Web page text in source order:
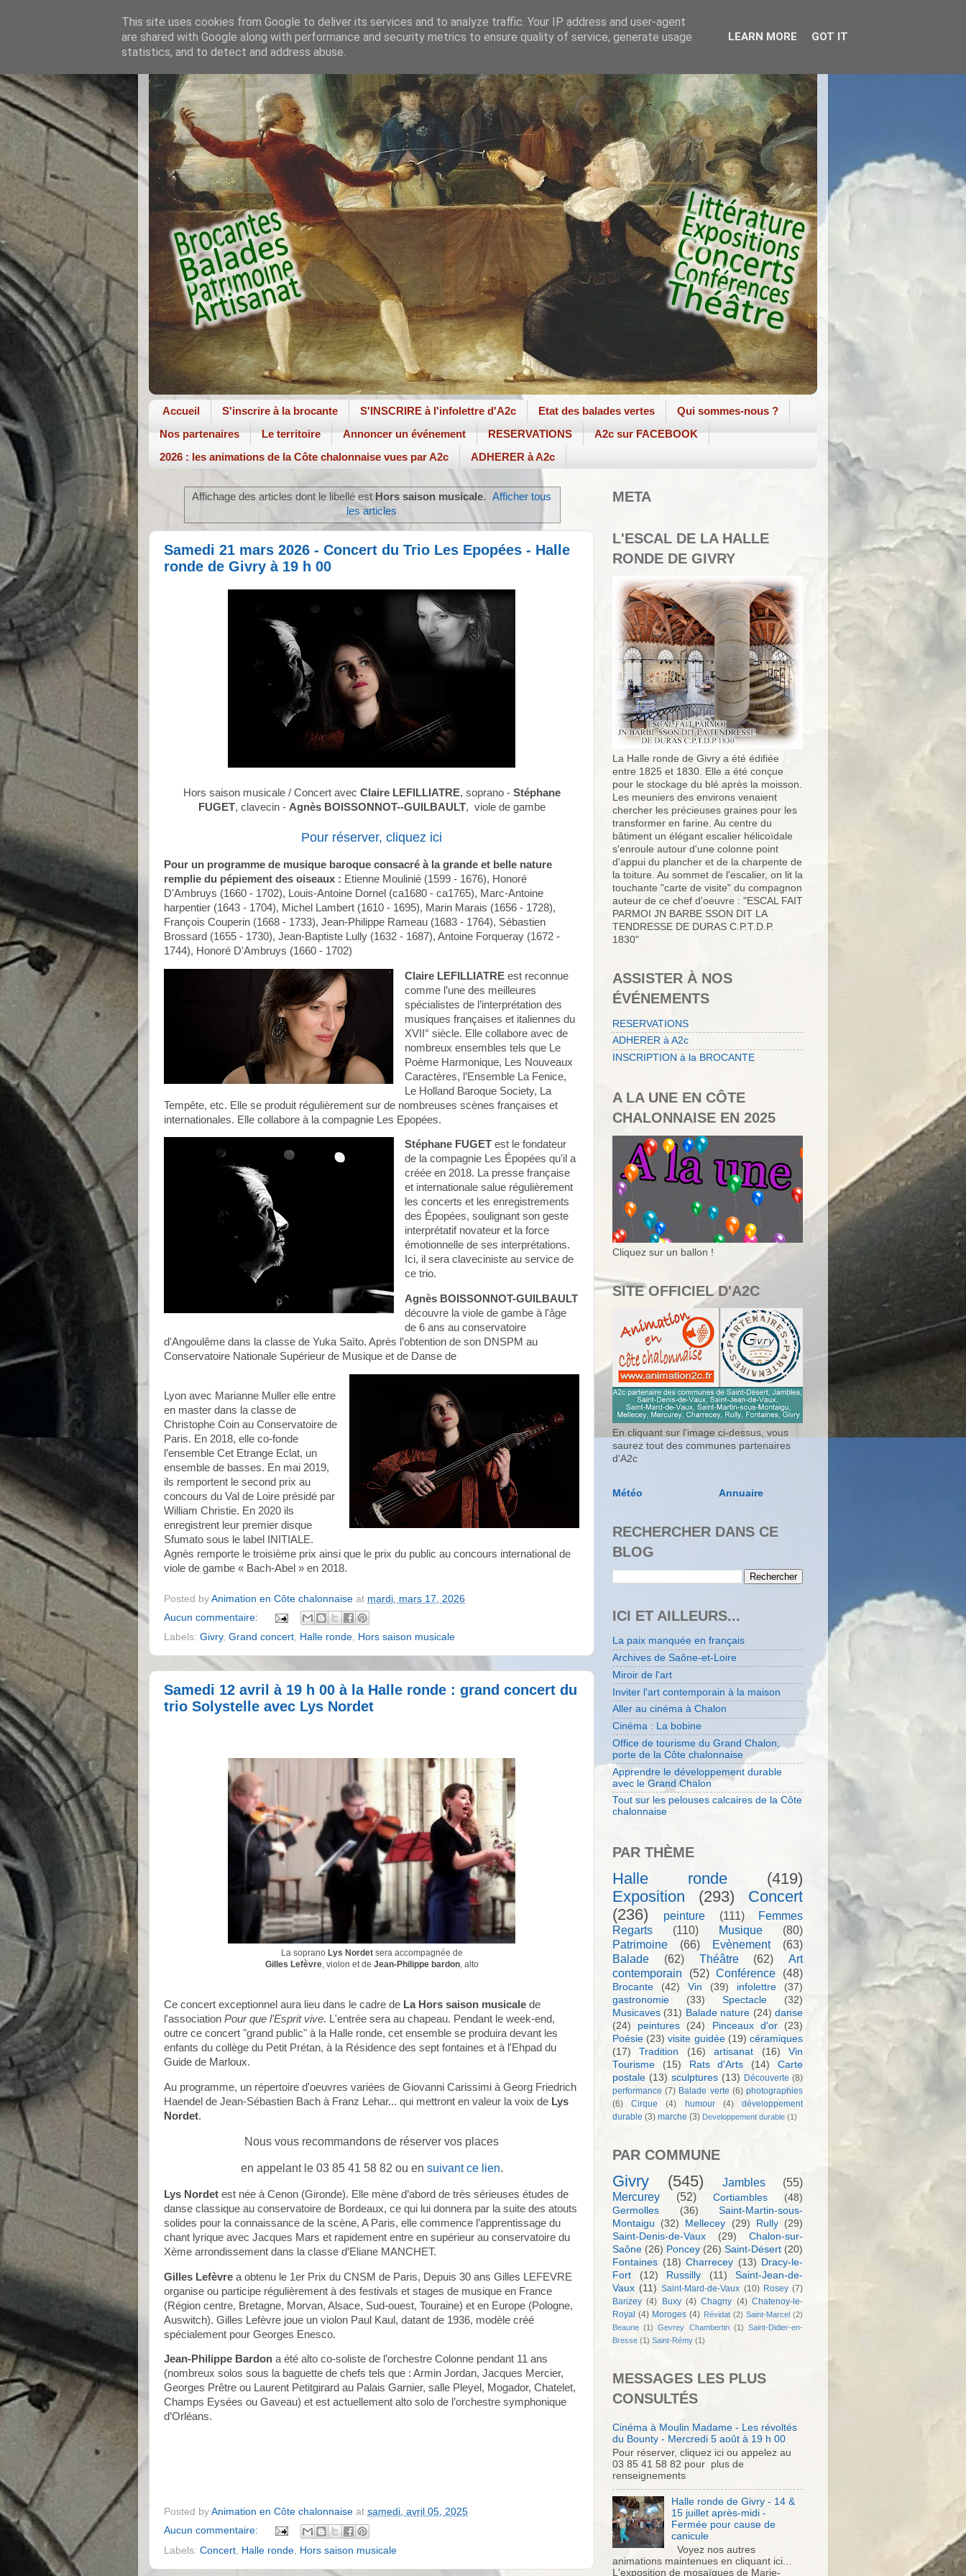
Accueil S'inscrire à la brocante S'INSCRIRE à l'infolettre d'A2c Etat des balades vertes
Qui sommes-nous ?
Nos partenaires
Le territoire Annoncer un événement RESERVATIONS
A2c sur FACEBOOK
2026 : les animations de la Côte chalonnaise vues par A2c
ADHERER à A2c
Affichage des articles dont le libellé est Hors saison musicale.
Afficher tous
les articles
Samedi 21 mars 2026 - Concert du Trio Les Epopées - Halle
ronde de Givry à 19 h 00
Hors saison musicale / Concert avec Claire LEFILLIATRE, soprano - Stéphane
FUGET, clavecin - Agnès BOISSONNOT--GUILBAULT, viole de gambe
Pour réserver, cliquez ici
Pour un programme de musique baroque consacré à la grande et belle nature
remplie du pépiement des oiseaux : Etienne Moulinié (1599 - 1676), Honoré
D'Ambruys (1660 - 1702), Louis-Antoine Dornel (ca1680 - ca1765), Marc-Antoine
harpentier (1643 - 1704), Michel Lambert (1610 - 1695), Marin Marais (1656 - 1728),
François Couperin (1668 - 1733), Jean-Philippe Rameau (1683 - 1764), Sébastien
Brossard (1655 - 1730), Jean-Baptiste Lully (1632 - 1687), Antoine Forqueray (1672 -
1744), Honoré D'Ambruys (1660 - 1702)
Claire LEFILLIATRE est reconnue
comme l’une des meilleures
spécialistes de l’interprétation des
musiques françaises et italiennes du
XVII° siècle. Elle collabore avec de
nombreux ensembles tels que Le
Poème Harmonique, Les Nouveaux
Caractères, l’Ensemble La Fenice,
Le Holland Baroque Society, La
Tempête, etc. Elle se produit régulièrement sur de nombreuses scènes françaises et
internationales. Elle collabore à la compagnie Les Epopées.
Stéphane FUGET est le fondateur
de la compagnie Les Épopées qu'il a
créée en 2018. La presse française
et internationale salue régulièrement
les concerts et les enregistrements
des Épopées, soulignant son geste
interprétatif novateur et la force
émotionnelle de ses interprétations.
Ici, il sera claveciniste au service de
ce trio.
Agnès BOISSONNOT-GUILBAULT
découvre la viole de gambe à l'âge
de 6 ans au conservatoire
d'Angoulême dans la classe de Yuka Saïto. Après l’obtention de son DNSPM au
Conservatoire Nationale Supérieur de Musique et de Danse de
Lyon avec Marianne Muller elle entre
en master dans la classe de
Christophe Coin au Conservatoire de
Paris. En 2018, elle co-fonde
l’ensemble Cet Etrange Eclat, un
ensemble de basses. En mai 2019,
ils remportent le second prix au
concours du Val de Loire présidé par
William Christie. En 2020 ils
enregistrent leur premier disque
Sfumato sous le label INITIALE.
Agnès remporte le troisième prix ainsi que le prix du public au concours international de
viole de gambe « Bach-Abel » en 2018.
Posted by Animation en Côte chalonnaise at mardi, mars 17, 2026
Aucun commentaire:
Labels: Givry, Grand concert, Halle ronde, Hors saison musicale
Samedi 12 avril à 19 h 00 à la Halle ronde : grand concert du
trio Solystelle avec Lys Nordet
La soprano Lys Nordetsera accompagnée de
Gilles Lefèvre, violon et de Jean-Philippe bardon, alto
Ce concert exceptionnel aura lieu dans le cadre de La Hors saison musicale de
l'association Pour que l'Esprit vive. L'entrée sera au chapeau. Pendant le week-end,
outre ce concert "grand public" à la Halle ronde, cet ensemble se produira devant les
enfants du collège du Petit Prétan, à la Résidence des sept fontaines et à l'Ehpad du
Guide de Marloux.
Au programme, un répertoire d'oeuvres variées de Giovanni Carissimi à Georg Friedrich
Haendel de Jean-Sébastien Bach à Franz Lehar... qui mettront en valeur la voix de Lys
Nordet.
Nous vous recommandons de réserver vos places
en appelant le 03 85 41 58 82 ou en suivant ce lien.
Lys Nordet est née à Cenon (Gironde). Elle mène d’abord de très sérieuses études de
danse classique au conservatoire de Bordeaux, ce qui lui donnera par la suite des atouts
solides pour la connaissance de la scène, A Paris, elle commence l’apprentissage du
chant lyrique avec Jacques Mars et rapidement entre en supérieur au conservatoire du
Xème arrondissement dans la classe d’Eliane MANCHET.
Gilles Lefèvre a obtenu le 1er Prix du CNSM de Paris, Depuis 30 ans Gilles LEFEVRE
organise ou participe régulièrement à des festivals et stages de musique en France
(Région centre, Bretagne, Morvan, Alsace, Sud-ouest, Touraine) et en Europe (Pologne,
Auswitch). Gilles Lefèvre joue un violon Paul Kaul, datant de 1936, modèle créé
spécialement pour Georges Enesco.
Jean-Philippe Bardon a été alto co-soliste de l’orchestre Colonne pendant 11 ans
(nombreux solos sous la baguette de chefs tels que : Armin Jordan, Jacques Mercier,
Georges Prêtre ou Laurent Petitgirard au Palais Garnier, salle Pleyel, Mogador, Chatelet,
Champs Eysées ou Gaveau) et est actuellement alto solo de l’orchestre symphonique
d’Orléans.
Posted by Animation en Côte chalonnaise at samedi, avril 05, 2025
Aucun commentaire:
Labels: Concert Halle ronde Hors saison musicale
META
L'ESCAL DE LA HALLE
RONDE DE GIVRY
La Halle ronde de Givry a été édifiée
entre 1825 et 1830. Elle a été conçue
pour le stockage du blé après la moisson.
Les meuniers des environs venaient
chercher les précieuses graines pour les
transformer en farine. Au centre du
bâtiment un élégant escalier hélicoïdale
s'enroule autour d'une colonne point
d'appui du plancher et de la charpente de
la toiture. Au sommet de l'escalier, on lit la
touchante "carte de visite" du compagnon
auteur de ce chef d'oeuvre : "ESCAL FAIT
PARMOI JN BARBE SSON DIT LA
TENDRESSE DE DURAS C.P.T.D.P.
1830"
ASSISTER À NOS
ÉVÉNEMENTS
RESERVATIONS
ADHERER à A2c
INSCRIPTION à la BROCANTE
A LA UNE EN CÔTE
CHALONNAISE EN 2025
Cliquez sur un ballon !
SITE OFFICIEL D'A2C
En cliquant sur l'image ci-dessus, vous
saurez tout des communes partenaires
d'A2c
Météo Annuaire
RECHERCHER DANS CE
BLOG
ICI ET AILLEURS...
La paix manquée en français
Archives de Saône-et-Loire
Miroir de l'art
Inviter l'art contemporain à la maison
Aller au cinéma à Chalon
Cinéma : La bobine
Office de tourisme du Grand Chalon,
porte de la Côte chalonnaise
Apprendre le développement durable
avec le Grand Chalon
Tout sur les pelouses calcaires de la Côte
chalonnaise
PAR THÈME
Halle ronde
(419)
Exposition
(293)
Concert
(236)
peinture (111)
Femmes
Regarts
(110) Musique
(80)
Patrimoine
(66) Evènement
(63)
Balade
(62) Théâtre (62)
Art
contemporain
(52) Conférence (48)
Brocante (42) Vin (39) infolettre
(37)
gastronomie
(33) Spectacle
(32)
Musicaves (31) Balade nature (24) danse
(24)
peintures (24) Pinceaux d'or
(23)
Poésie (23) visite guidée (19) céramiques
(17)
Tradition (16) artisanat (16)
Vin
Tourisme
(15) Rats d'Arts (14)
Carte
postale (13) sculptures (13) Découverte (8)
performance (7) Balade verte (6) photographies
(6)
Cirque (4) humour (4)
développement
durable (3) marche (3) Developpement durable (1)
PAR COMMUNE
Givry (545) Jambles
(55)
Mercurey
(52) Cortiambles
(48)
Germolles
(36)
Saint-Martin-sous-
Montaigu
(32) Mellecey (29) Rully
(29)
Saint-Denis-de-Vaux
(29)
Chalon-sur-
Saône (26) Poncey (26) Saint-Désert (20)
Fontaines (18) Charrecey (13) Dracy-le-
Fort
(12) Russilly (11)
Saint-Jean-de-
Vaux (11) Saint-Mard-de-Vaux (10) Rosey (7)
Barizey (4) Buxy (4) Chagny (4) Chatenoy-le-
Royal (4) Moroges (4) Révidat (2) Saint-Marcel (2)
Beaune (1) Gevrey Chambertin (1) Saint-Didier-en-
Bresse (1) Saint-Rémy (1)
MESSAGES LES PLUS
CONSULTÉS
Cinéma à Moulin Madame - Les révoltés
du Bounty - Mercredi 5 août à 19 h 00
Pour réserver, cliquez ici ou appelez au
03 85 41 58 82 pour plus de
renseignements
Halle ronde de Givry - 14 &
15 juillet après-midi -
Fermée pour cause de
canicule
Voyez nos autres
animations maintenues en cliquant ici...
L'exposition de mosaïques de Marie-
This site uses cookies from Google to deliver its services and to analyze traffic. Your IP address and user-agent
are shared with Google along with performance and security metrics to ensure quality of service, generate usage
statistics, and to detect and address abuse.
LEARN MORE GOT IT